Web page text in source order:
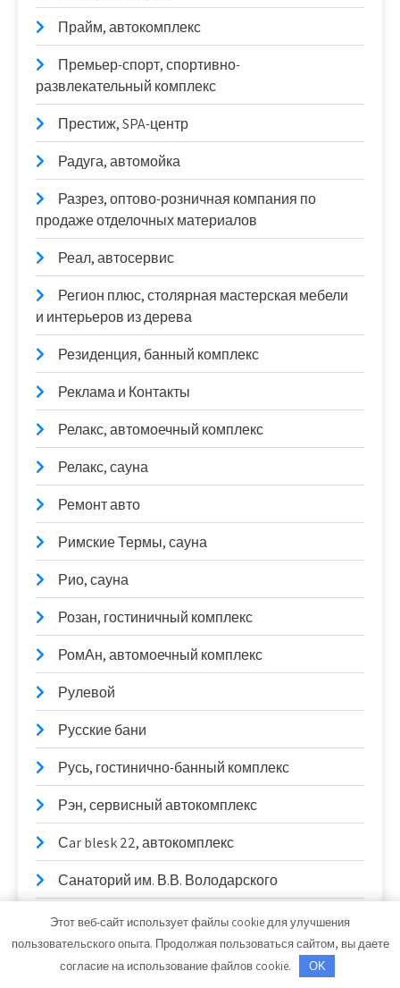
Прайм, автокомплекс
Премьер-спорт, спортивно-
развлекательный комплекс
Престиж, SPA-центр
Радуга, автомойка
Разрез, оптово-розничная компания по
продаже отделочных материалов
Реал, автосервис
Регион плюс, столярная мастерская мебели
и интерьеров из дерева
Резиденция, банный комплекс
Реклама и Контакты
Релакс, автомоечный комплекс
Релакс, сауна
Ремонт авто
Римские Термы, сауна
Рио, сауна
Розан, гостиничный комплекс
РомАн, автомоечный комплекс
Рулевой
Русские бани
Русь, гостинично-банный комплекс
Рэн, сервисный автокомплекс
Сar blesk 22, автокомплекс
Санаторий им. В.В. Володарского
Сателлит Сервис
Этот веб-сайт использует файлы cookie для улучшения
пользовательского опыта. Продолжая пользоваться сайтом, вы даете
согласие на использование файлов cookie.
OK